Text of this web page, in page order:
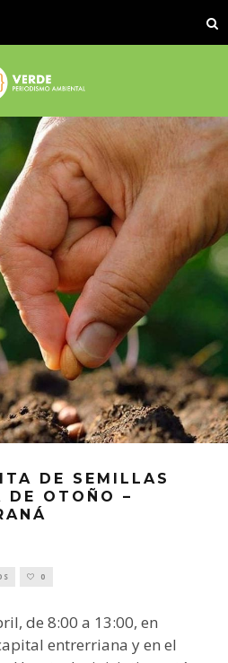
DE SEMILLAS
DE OTOÑO –
0
de 8:00 a 13:00, en
entrerriana y en el